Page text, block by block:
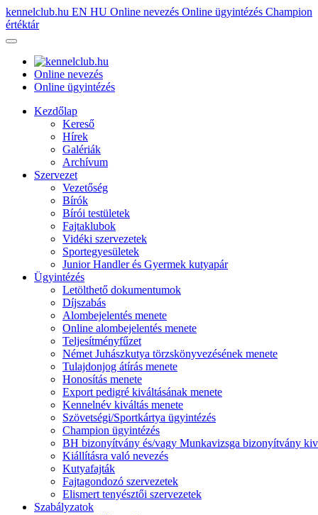
kennelclub.hu EN HU Online nevezés Online ügyintézés Champion
értéktár
Online nevezés
Online ügyintézés
Kezdőlap
Kereső
Hírek
Galériák
Archívum
Szervezet
Vezetőség
Bírók
Bírói testületek
Fajtaklubok
Vidéki szervezetek
Sportegyesületek
Junior Handler és Gyermek kutyapár
Ügyintézés
Letölthető dokumentumok
Díjszabás
Alombejelentés menete
Online alombejelentés menete
Teljesítményfűzet
Német Juhászkutya törzskönyvezésének menete
Tulajdonjog átírás menete
Honosítás menete
Export pedigré kiváltásának menete
Kennelnév kiváltás menete
Szövetségi/Sportkártya ügyintézés
Champion ügyintézés
BH bizonyítvány és/vagy Munkavizsga bizonyítvány
Kiállításra való nevezés
Kutyafajták
Fajtagondozó szervezetek
Elismert tenyésztői szervezetek
Szabályzatok